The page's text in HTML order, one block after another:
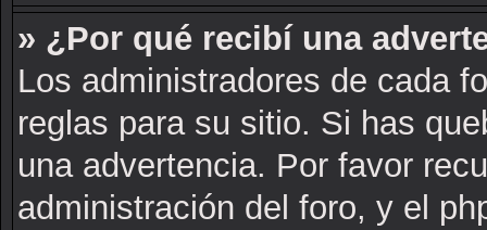
» ¿Por qué recibí una
Los administradores de cada
reglas para su sitio. Si has
una advertencia. Por favor
administración del foro, y el